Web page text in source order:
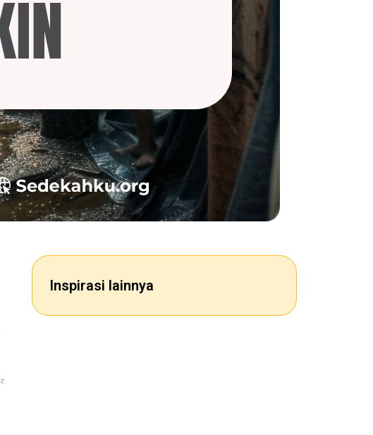
اَلشَّيْطٰنُ يَعِدُكُمُ الْفَقْرَ وَيَأْمُرُكُمْ بِالْفَحْشَاۤءِ ۚ
Inspirasi lainnya